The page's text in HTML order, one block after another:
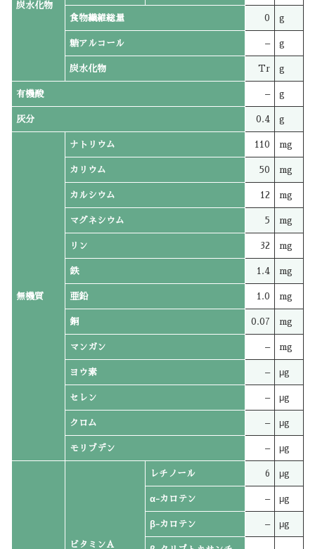
炭水化物
食物繊維総量 0 g
糖アルコール – g
炭水化物 Tr g
有機酸 – g
灰分 0.4 g
無機質
ナトリウム 110 mg
カリウム 50 mg
カルシウム 12 mg
マグネシウム 5 mg
リン 32 mg
鉄 1.4 mg
亜鉛 1.0 mg
銅 0.07 mg
マンガン – mg
ヨウ素 – μg
セレン – μg
クロム – μg
モリブデン – μg
ビタミンA
レチノール 6 μg
α-カロテン – μg
β-カロテン – μg